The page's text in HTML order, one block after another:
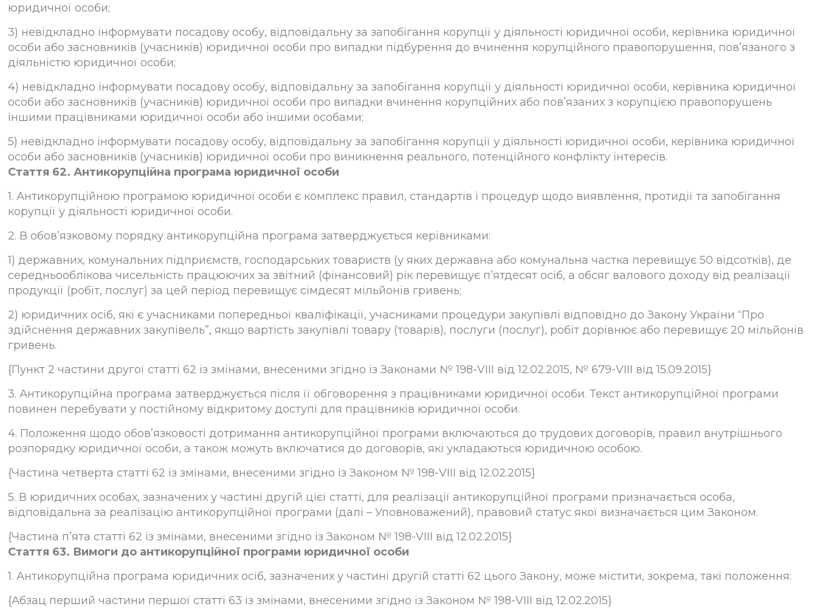
юридичної особи;
3) невідкладно інформувати посадову особу, відповідальну за запобігання корупції у діяльності юридичної особи, керівника юридичної
особи або засновників (учасників) юридичної особи про випадки підбурення до вчинення корупційного правопорушення, пов’язаного з
діяльністю юридичної особи;
4) невідкладно інформувати посадову особу, відповідальну за запобігання корупції у діяльності юридичної особи, керівника юридичної
особи або засновників (учасників) юридичної особи про випадки вчинення корупційних або пов’язаних з корупцією правопорушень
іншими працівниками юридичної особи або іншими особами;
5) невідкладно інформувати посадову особу, відповідальну за запобігання корупції у діяльності юридичної особи, керівника юридичної
особи або засновників (учасників) юридичної особи про виникнення реального, потенційного конфлікту інтересів.
Стаття 62. Антикорупційна програма юридичної особи
1. Антикорупційною програмою юридичної особи є комплекс правил, стандартів і процедур щодо виявлення, протидії та запобігання
корупції у діяльності юридичної особи.
2. В обов’язковому порядку антикорупційна програма затверджується керівниками:
1) державних, комунальних підприємств, господарських товариств (у яких державна або комунальна частка перевищує 50 відсотків), де
середньооблікова чисельність працюючих за звітний (фінансовий) рік перевищує п’ятдесят осіб, а обсяг валового доходу від реалізації
продукції (робіт, послуг) за цей період перевищує сімдесят мільйонів гривень;
2) юридичних осіб, які є учасниками попередньої кваліфікації, учасниками процедури закупівлі відповідно до Закону України “Про
здійснення державних закупівель”, якщо вартість закупівлі товару (товарів), послуги (послуг), робіт дорівнює або перевищує 20 мільйонів
гривень.
{Пункт 2 частини другої статті 62 із змінами, внесеними згідно із Законами № 198-VIII від 12.02.2015, № 679-VIII від 15.09.2015}
3. Антикорупційна програма затверджується після її обговорення з працівниками юридичної особи. Текст антикорупційної програми
повинен перебувати у постійному відкритому доступі для працівників юридичної особи.
4. Положення щодо обов’язковості дотримання антикорупційної програми включаються до трудових договорів, правил внутрішнього
розпорядку юридичної особи, а також можуть включатися до договорів, які укладаються юридичною особою.
{Частина четверта статті 62 із змінами, внесеними згідно із Законом № 198-VIII від 12.02.2015}
5. В юридичних особах, зазначених у частині другій цієї статті, для реалізації антикорупційної програми призначається особа,
відповідальна за реалізацію антикорупційної програми (далі – Уповноважений), правовий статус якої визначається цим Законом.
{Частина п’ята статті 62 із змінами, внесеними згідно із Законом № 198-VIII від 12.02.2015}
Стаття 63. Вимоги до антикорупційної програми юридичної особи
1. Антикорупційна програма юридичних осіб, зазначених у частині другій статті 62 цього Закону, може містити, зокрема, такі положення:
{Абзац перший частини першої статті 63 із змінами, внесеними згідно із Законом № 198-VIII від 12.02.2015}